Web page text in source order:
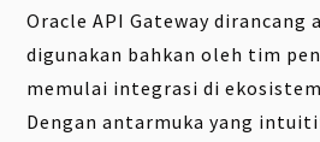
Oracle API Gateway dirancang
digunakan bahkan oleh tim
memulai integrasi di
Dengan antarmuka yang